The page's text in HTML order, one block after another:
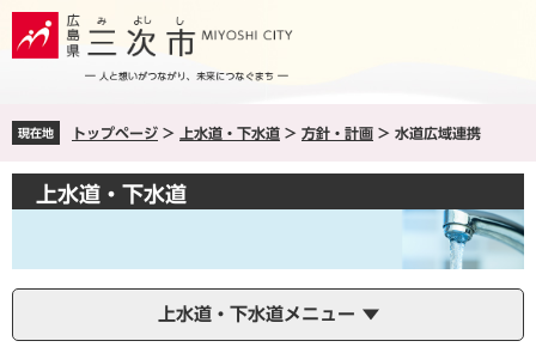
ペ
ジ
。
メ
ュ
て
へ
現在地 トップページ > 上水道・下水道 > 方針・計画 > 水道広域連携
上水道・下水道
上水道・下水道メニュー